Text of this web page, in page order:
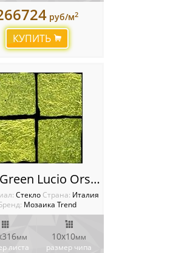
руб/м2
КУПИТЬ
Acid Green Lucio Orsoni Мозаика Trend Aureo
Стекло Cтрана: Италия
Мозаика Trend
мм
листа
10х10мм
размер чипа